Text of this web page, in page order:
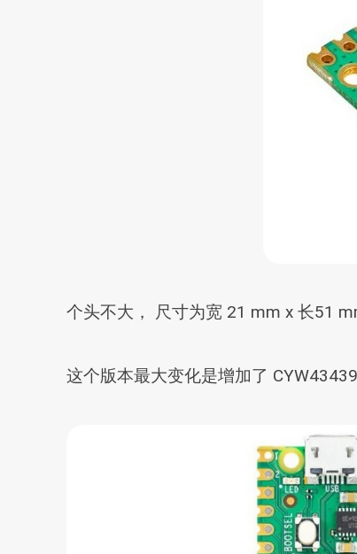
个头不大， 尺寸为宽 21 mm x 长51
这个版本最大变化是增加了